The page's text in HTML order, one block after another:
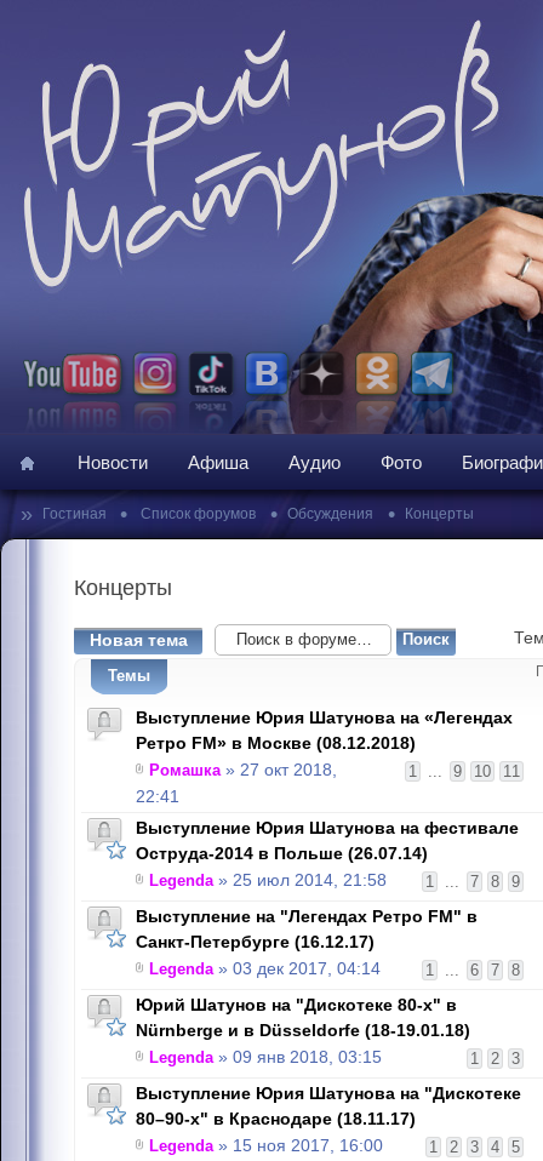
Новости Афиша Аудио Фото
» Гостиная • Список форумов • Обсуждения • Концерты
Концерты
Новая тема
Темы
Выступление Юрия Шатунова на «Легендах
Ретро FM» в Москве (08.12.2018)
1 ... 9 10 11
Ромашка» 27 окт 2018,
22:41
Выступление Юрия Шатунова на фестивале
Оструда-2014 в Польше (26.07.14)
1 ... 7 8 9
Legenda» 25 июл 2014, 21:58
Выступление на "Легендах Ретро FM" в
Санкт-Петербурге (16.12.17)
1 ... 6 7 8
Legenda» 03 дек 2017, 04:14
Юрий Шатунов на "Дискотеке 80-х" в
Nürnbergе и в Düsseldorfе (18-19.01.18)
1 2 3
Legenda» 09 янв 2018, 03:15
Выступление Юрия Шатунова на "Дискотеке
80–90-х" в Краснодаре (18.11.17)
1 2 3 4 5
Legenda» 15 ноя 2017, 16:00